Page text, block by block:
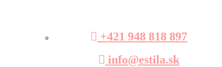
+421 948 818 897
info@estila.sk